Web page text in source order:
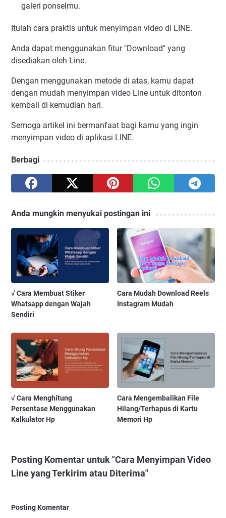
galeri ponselmu.
Itulah cara praktis untuk menyimpan video di LINE.
Anda dapat menggunakan fitur "Download" yang
disediakan oleh Line.
Dengan menggunakan metode di atas, kamu dapat
dengan mudah menyimpan video Line untuk ditonton
kembali di kemudian hari.
Semoga artikel ini bermanfaat bagi kamu yang ingin
menyimpan video di aplikasi LINE.
Berbagi
Anda mungkin menyukai postingan ini
√ Cara Membuat Stiker
Whatsapp dengan Wajah
Sendiri
Cara Mudah Download Reels
Instagram Mudah
√ Cara Menghitung
Persentase Menggunakan
Kalkulator Hp
Cara Mengembalikan File
Hilang/Terhapus di Kartu
Memori Hp
Posting Komentar untuk "Cara Menyimpan Video
Line yang Terkirim atau Diterima"
Posting Komentar